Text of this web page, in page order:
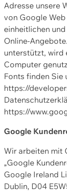
Adresse unsere
von Google
einheitlichen
Online-
unterstützt, wird
Computer
Fonts finden Sie
https://
https://
Google
Wir arbeiten mit
„Google
Google Ireland
Dublin, D04